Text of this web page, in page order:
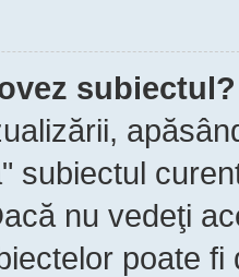
subiectul?
subiectul
nu vedeţi
poate